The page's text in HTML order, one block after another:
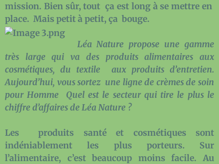
mission. Bien sûr, tout ça est long à se mettre en
place. Mais petit à petit, ça bouge.
Léa Nature propose une gamme
très large qui va des produits alimentaires aux
cosmétiques, du textile aux produits d’entretien.
Aujourd’hui, vous sortez une ligne de crèmes de soin
pour Homme Quel est le secteur qui tire le plus le
chiffre d’affaires de Léa Nature ?
Les produits santé et cosmétiques sont
indéniablement les plus porteurs. Sur
l’alimentaire, c’est beaucoup moins facile. Au